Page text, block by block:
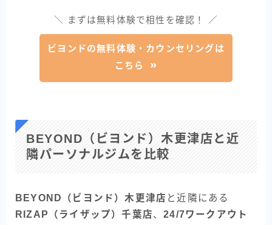
＼ まずは無料体験で相性を確認！ ／
ビヨンドの無料体験・カウンセリングは
こちら
BEYOND（ビヨンド）木更津店と近
隣パーソナルジムを比較
BEYOND（ビヨンド）木更津店 と近隣にある
RIZAP（ライザップ）千葉店、24/7ワークアウト